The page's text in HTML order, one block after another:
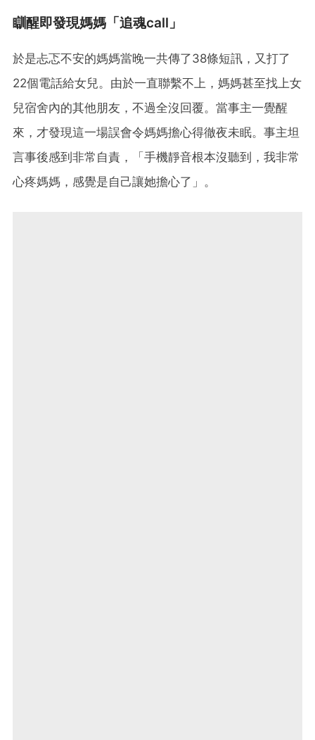
瞓醒即發現媽媽「追魂call」
於是忐忑不安的媽媽當晚一共傳了38條短訊，又打了
22個電話給女兒。由於一直聯繫不上，媽媽甚至找上女
兒宿舍內的其他朋友，不過全沒回覆。當事主一覺醒
來，才發現這一場誤會令媽媽擔心得徹夜未眠。事主坦
言事後感到非常自責，「手機靜音根本沒聽到，我非常
心疼媽媽，感覺是自己讓她擔心了」。